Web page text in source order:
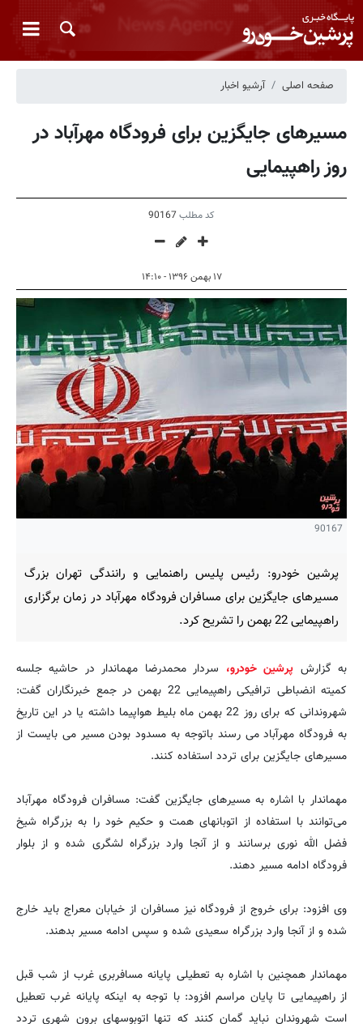
صفحه اصلی آرشیو اخبار
مسیرهای جایگزین برای فرودگاه مهرآباد در
روز راهپیمایی
کد مطلب 90167
۱۷ بهمن ۱۳۹۶ - ۱۴:۱۰
90167
پرشین خودرو: رئیس پلیس راهنمایی و رانندگی تهران بزرگ
مسیرهای جایگزین برای مسافران فرودگاه مهرآباد در زمان برگزاری
راهپیمایی 22 بهمن را تشریح کرد.
به گزارش پرشین خودرو، سردار محمدرضا مهماندار در حاشیه جلسه
کمیته انضباطی ترافیکی راهپیمایی 22 بهمن در جمع خبرنگاران گفت:
شهروندانی که برای روز 22 بهمن ماه بلیط هواپیما داشته یا در این تاریخ
به فرودگاه مهرآباد می رسند باتوجه به مسدود بودن مسیر می بایست از
مسیرهای جایگزین برای تردد استفاده کنند.
مهماندار با اشاره به مسیرهای جایگزین گفت: مسافران فرودگاه مهرآباد
می‌توانند با استفاده از اتوبانهای همت و حکیم خود را به بزرگراه شیخ
فضل الله نوری برسانند و از آنجا وارد بزرگراه لشگری شده و از بلوار
فرودگاه ادامه مسیر دهند.
وی افزود: برای خروج از فرودگاه نیز مسافران از خیابان معراج باید خارج
شده و از آنجا وارد بزرگراه سعیدی شده و سپس ادامه مسیر بدهند.
مهماندار همچنین با اشاره به تعطیلی پایانه مسافربری غرب از شب قبل
از راهپیمایی تا پایان مراسم افزود: با توجه به اینکه پایانه غرب تعطیل
است شهروندان نباید گمان کنند که تنها اتوبوسهای برون شهری تردد